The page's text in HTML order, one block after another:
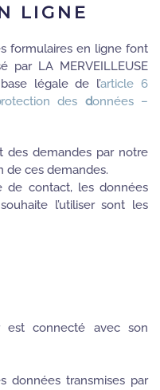
LIGNE
formulaires en ligne font
par LA MERVEILLEUSE
légale de l’article 6
rotection des données –
des demandes par notre
de ces demandes.
de contact, les données
l’utiliser sont les
est connecté avec son
données transmises par